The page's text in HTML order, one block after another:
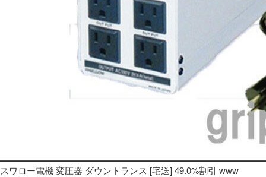
スワロー電機 変圧器 ダウントランス [宅送] 49.0%割引 www